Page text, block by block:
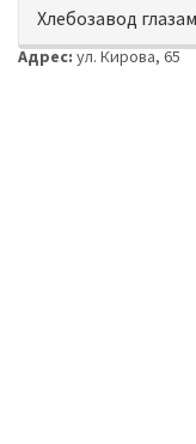
Показать
Хлебозавод
Адрес:ул. Кирова, 65